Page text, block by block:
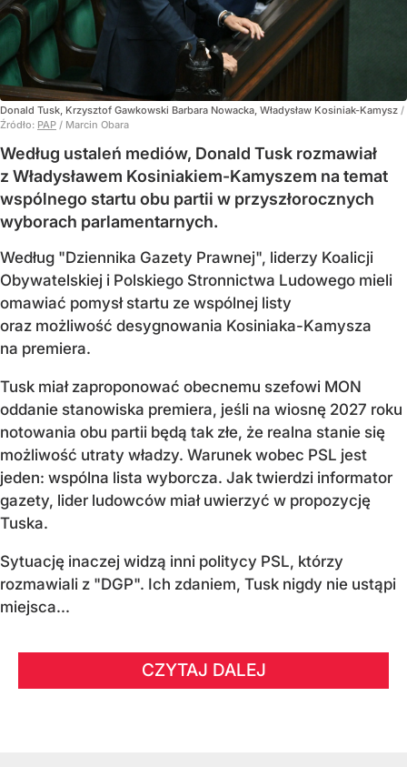
Donald Tusk, Krzysztof Gawkowski Barbara Nowacka, Władysław Kosiniak-Kamysz /
Źródło: PAP / Marcin Obara
Według ustaleń mediów, Donald Tusk rozmawiał
z Władysławem Kosiniakiem-Kamyszem na temat
wspólnego startu obu partii w przyszłorocznych
wyborach parlamentarnych.
Według "Dziennika Gazety Prawnej", liderzy Koalicji
Obywatelskiej i Polskiego Stronnictwa Ludowego mieli
omawiać pomysł startu ze wspólnej listy
oraz możliwość desygnowania Kosiniaka-Kamysza
na premiera.
Tusk miał zaproponować obecnemu szefowi MON
oddanie stanowiska premiera, jeśli na wiosnę 2027 roku
notowania obu partii będą tak złe, że realna stanie się
możliwość utraty władzy. Warunek wobec PSL jest
jeden: wspólna lista wyborcza. Jak twierdzi informator
gazety, lider ludowców miał uwierzyć w propozycję
Tuska.
Sytuację inaczej widzą inni politycy PSL, którzy
rozmawiali z "DGP". Ich zdaniem, Tusk nigdy nie ustąpi
miejsca...
CZYTAJ DALEJ